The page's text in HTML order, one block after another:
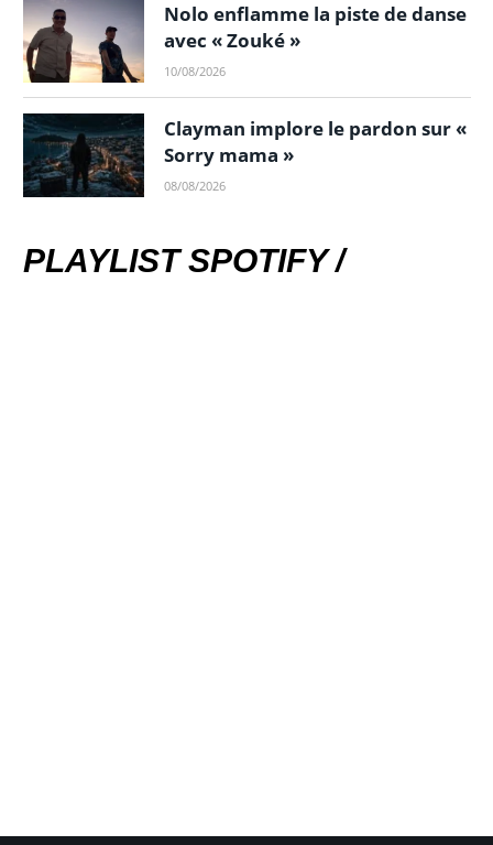
Nolo enflamme la piste de danse
avec « Zouké »
10/08/2026
Clayman implore le pardon sur «
Sorry mama »
08/08/2026
PLAYLIST SPOTIFY /